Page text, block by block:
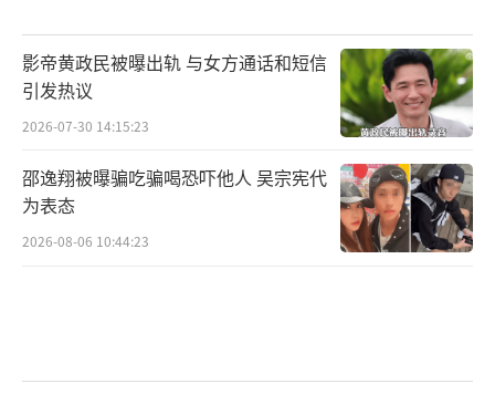
影帝黄政民被曝出轨 与女方通话和短信
引发热议
2026-07-30 14:15:23
邵逸翔被曝骗吃骗喝恐吓他人 吴宗宪代
为表态
2026-08-06 10:44:23